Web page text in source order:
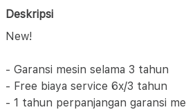
Deskripsi
New!
- Garansi mesin selama 3 tahun
- Free biaya service 6x/3 tahun
- 1 tahun perpanjangan garansi